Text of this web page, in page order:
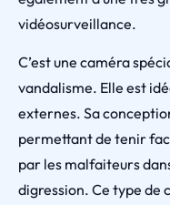
vidéosurveillance.
C’est une caméra
vandalisme. Elle est
externes. Sa
permettant de tenir
par les malfaiteurs
digression. Ce type de